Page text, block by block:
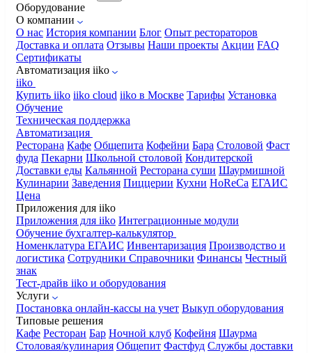
Оборудование
О компании
О нас История компании Блог Опыт рестораторов
Доставка и оплата Отзывы Наши проекты Акции FAQ
Сертификаты
Автоматизация iiko
iiko
Купить iiko iiko cloud iiko в Москве Тарифы Установка
Обучение
Техническая поддержка
Автоматизация
Ресторана Кафе Общепита Кофейни Бара Столовой Фаст
фуда Пекарни Школьной столовой Кондитерской
Доставки еды Кальянной Ресторана суши Шаурмишной
Кулинарии Заведения Пиццерии Кухни HoReCa ЕГАИС
Цена
Приложения для iiko
Приложения для iiko Интеграционные модули
Обучение бухгалтер-калькулятор
Номенклатура ЕГАИС Инвентаризация Производство и
логистика Сотрудники Справочники Финансы Честный
знак
Тест-драйв iiko и оборудования
Услуги
Постановка онлайн-кассы на учет Выкуп оборудования
Типовые решения
Кафе Ресторан Бар Ночной клуб Кофейня Шаурма
Столовая/кулинария Общепит Фастфуд Службы доставки